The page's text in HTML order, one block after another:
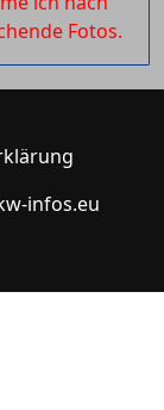
Fotos.
infos.eu